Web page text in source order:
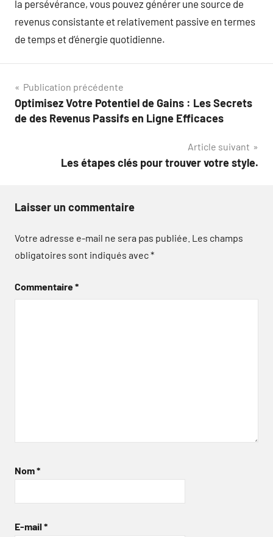
la persévérance, vous pouvez générer une source de
revenus consistante et relativement passive en termes
de temps et d’énergie quotidienne.
Navigation
de
Publication précédente
Optimisez Votre Potentiel de Gains : Les Secrets
de des Revenus Passifs en Ligne Efficaces
Article suivant
Les étapes clés pour trouver votre style.
Laisser un commentaire
Votre adresse e-mail ne sera pas publiée. Les champs
obligatoires sont indiqués avec*
Commentaire*
Nom*
E-mail *